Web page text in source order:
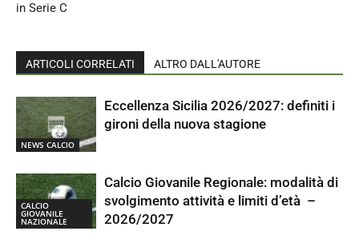
in Serie C
ARTICOLI CORRELATI ALTRO DALL'AUTORE
NEWS CALCIO
Eccellenza Sicilia 2026/2027: definiti i
gironi della nuova stagione
CALCIO
GIOVANILE
NAZIONALE
Calcio Giovanile Regionale: modalità di
svolgimento attività e limiti d’età –
2026/2027